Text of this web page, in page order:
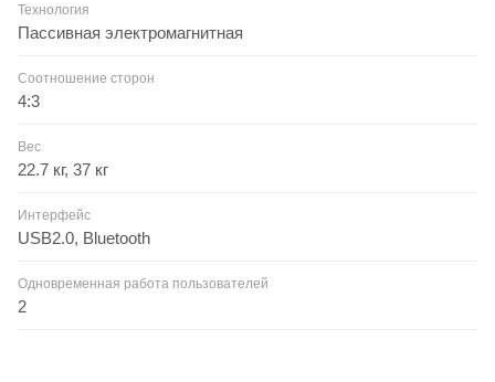
Технология
Пассивная электромагнитная
Соотношение сторон
4:3
Вес
22.7 кг, 37 кг
Интерфейс
USB2.0, Bluetooth
Одновременная работа пользователей
2